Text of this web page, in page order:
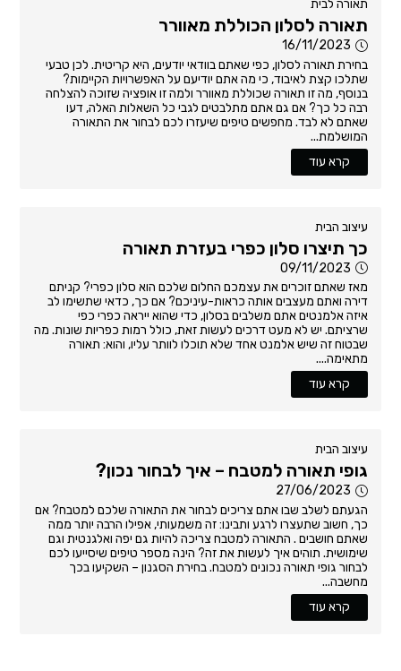
תאורה לבית
תאורה לסלון הכוללת מאוורר
16/11/2023
בחירת תאורה לסלון, כפי שאתם בוודאי יודעים, היא קריטית. לכן טבעי
שתלכו קצת לאיבוד, כי מה אתם יודיעם על האפשרויות הקיימות?
בנוסף, מה זו תאורה שכוללת מאוורר ולמה זו אופציה שזוכה להצלחה
רבה כל כך? אם גם אתם מתלבטים לגבי כל השאלות האלה, דעו
שאתם לא לבד. מחפשים טיפים שיעזרו לכם לבחור את התאורה
המושלמת...
קרא עוד
עיצוב הבית
כך תיצרו סלון כפרי בעזרת תאורה
09/11/2023
מאז שאתם זוכרים את עצמכם החלום שלכם הוא סלון כפרי? קניתם
דירה ואתם מעצבים אותה כראות-עיניכם? אם כך, כדאי שתשימו לב
איזה אלמנטים אתם משלבים בסלון, כדי שהוא ייראה כפרי כפי
שרציתם. יש לא מעט דרכים לעשות זאת, כולל רמות כפריות שונות. מה
שבטוח זה שיש אלמנט אחד שלא תוכלו לוותר עליו, והוא: תאורה
מתאימה....
קרא עוד
עיצוב הבית
גופי תאורה למטבח – איך לבחור נכון?
27/06/2023
הגעתם לשלב שבו אתם צריכים לבחור את התאורה שלכם למטבח? אם
כך, חשוב שתעצרו לרגע ותבינו: זה משמעותי, אפילו הרבה יותר ממה
שאתם חושבים . התאורה למטבח צריכה להיות גם יפה ואלגנטית וגם
שימושית. תוהים איך לעשות את זה? הינה מספר טיפים שיסייעו לכם
לבחור גופי תאורה נכונים למטבח. בחירת הסגנון – השקיעו בכך
מחשבה...
קרא עוד